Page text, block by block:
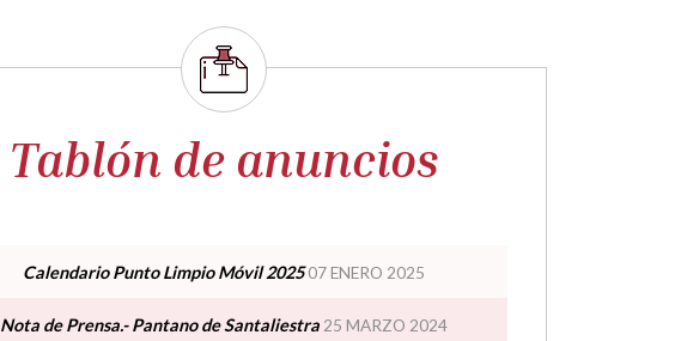
Tablón de anuncios
Calendario Punto Limpio Móvil 2025 07 ENERO 2025
Nota de Prensa.- Pantano de Santaliestra 25 MARZO 2024